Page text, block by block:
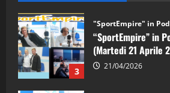
3
"SportEmpire" in
“SportEmpire” in
(Martedi 21 Aprile
21/04/2026